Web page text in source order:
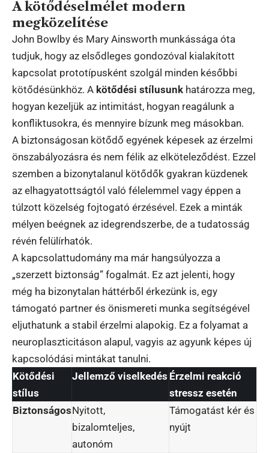
A kötődéselmélet modern
megközelítése
John Bowlby és Mary Ainsworth munkássága óta
tudjuk, hogy az elsődleges gondozóval kialakított
kapcsolat prototípusként szolgál minden későbbi
kötődésünkhöz. A kötődési stílusunk határozza meg,
hogyan kezeljük az intimitást, hogyan reagálunk a
konfliktusokra, és mennyire bízunk meg másokban.
A biztonságosan kötődő egyének képesek az érzelmi
önszabályozásra és nem félik az elköteleződést. Ezzel
szemben a bizonytalanul kötődők gyakran küzdenek
az elhagyatottságtól való félelemmel vagy éppen a
túlzott közelség fojtogató érzésével. Ezek a minták
mélyen beégnek az idegrendszerbe, de a tudatosság
révén felülírhatók.
A kapcsolattudomány ma már hangsúlyozza a
„szerzett biztonság” fogalmát. Ez azt jelenti, hogy
még ha bizonytalan háttérből érkezünk is, egy
támogató partner és önismereti munka segítségével
eljuthatunk a stabil érzelmi alapokig. Ez a folyamat a
neuroplaszticitáson alapul, vagyis az agyunk képes új
kapcsolódási mintákat tanulni.
Kötődési
stílus
Jellemző viselkedés Érzelmi reakció
stressz esetén
BiztonságosNyitott,
bizalomteljes,
autonóm
Támogatást kér és
nyújt